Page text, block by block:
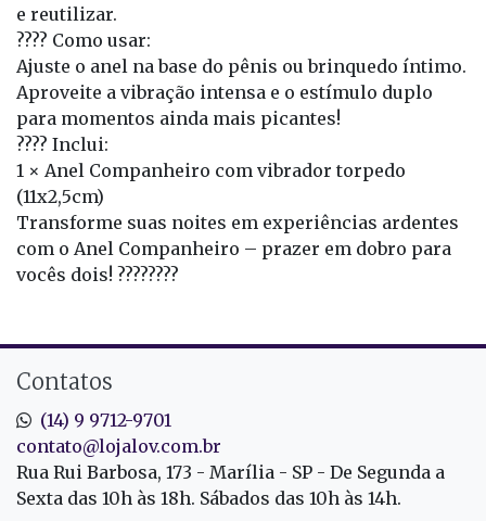
e reutilizar.
???? Como usar:
Ajuste o anel na base do pênis ou brinquedo íntimo.
Aproveite a vibração intensa e o estímulo duplo
para momentos ainda mais picantes!
???? Inclui:
1 × Anel Companheiro com vibrador torpedo
(11x2,5cm)
Transforme suas noites em experiências ardentes
com o Anel Companheiro – prazer em dobro para
vocês dois! ????????
Contatos
(14) 9 9712-9701
contato@lojalov.com.br
Rua Rui Barbosa, 173 - Marília - SP - De Segunda a
Sexta das 10h às 18h. Sábados das 10h às 14h.